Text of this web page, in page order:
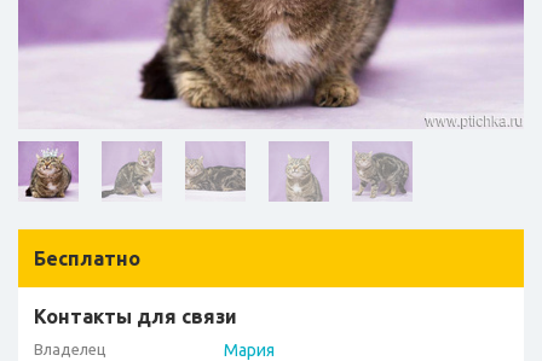
Бесплатно
Контакты для связи
Владелец Мария